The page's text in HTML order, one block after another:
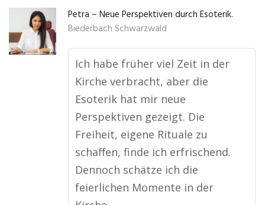
Petra – Neue Perspektiven durch Esoterik.
Biederbach Schwarzwald
Ich habe früher viel Zeit in der
Kirche verbracht, aber die
Esoterik hat mir neue
Perspektiven gezeigt. Die
Freiheit, eigene Rituale zu
schaffen, finde ich erfrischend.
Dennoch schätze ich die
feierlichen Momente in der